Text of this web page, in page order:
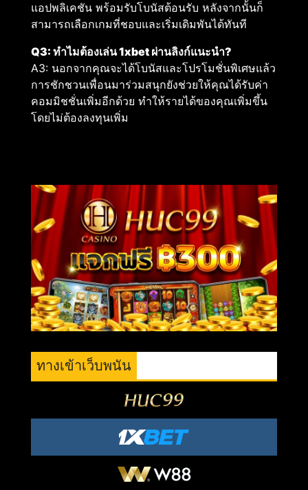
แอปพลิเคชัน พร้อมรับโบนัสต้อนรับ หลังจากนั้นก็
สามารถเลือกเกมที่ชอบและเริ่มเดิมพันได้ทันที
Q3: ทำไมต้องเล่น 1xbet ผ่านลิงก์แนะนำ?
A3: นอกจากคุณจะได้โบนัสและโปรโมชั่นพิเศษแล้ว
การชักชวนเพื่อนมาร่วมสนุกยังช่วยให้คุณได้รับค่า
คอมมิชชั่นเพิ่มอีกด้วย ทำให้รายได้ของคุณเพิ่มขึ้น
โดยไม่ต้องลงทุนเพิ่ม
ทางเข้าเว็บพนัน